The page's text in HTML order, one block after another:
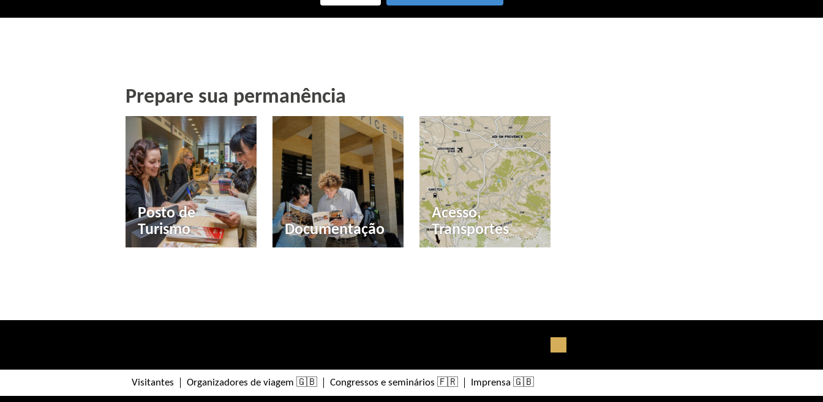
Prepare sua permanência
Posto de
Turismo
Documentação
Acesso,
Transportes
Visitantes Organizadores de viagem 🇬🇧 Congressos e seminários 🇫🇷 Imprensa 🇬🇧